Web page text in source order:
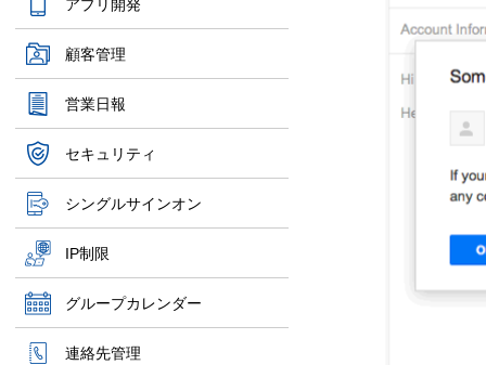
アプリ開発
顧客管理
営業日報
セキュリティ
シングルサインオン
IP制限
グループカレンダー
連絡先管理